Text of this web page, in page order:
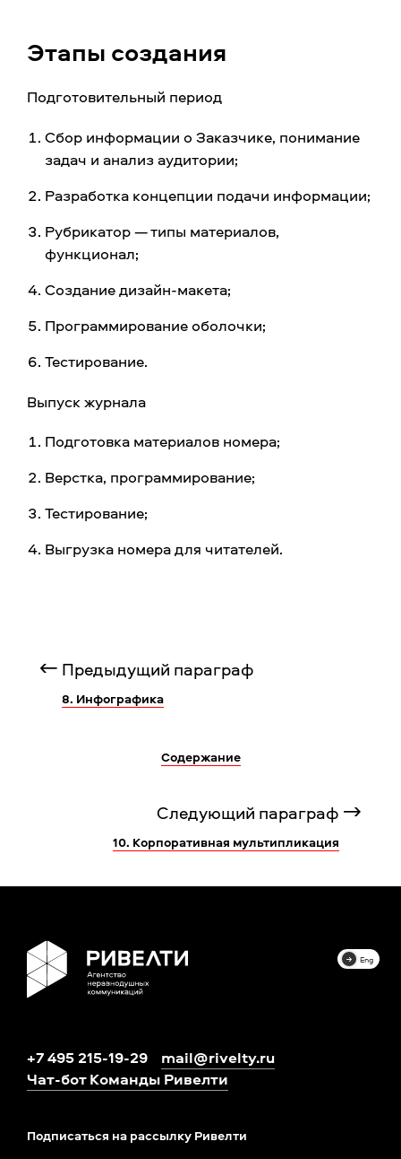
Этапы создания
Подготовительный период
Сбор информации о Заказчике, понимание
задач и анализ аудитории;
Разработка концепции подачи информации;
Рубрикатор — типы материалов,
функционал;
Создание дизайн-макета;
Программирование оболочки;
Тестирование.
Выпуск журнала
Подготовка материалов номера;
Верстка, программирование;
Тестирование;
Выгрузка номера для читателей.
Предыдущий параграф
8. Инфографика
Содержание
Следующий параграф
10. Корпоративная мультипликация
+7 495 215-19-29
mail@rivelty.ru
Чат-бот Команды Ривелти
Eng
Подписаться на рассылку Ривелти